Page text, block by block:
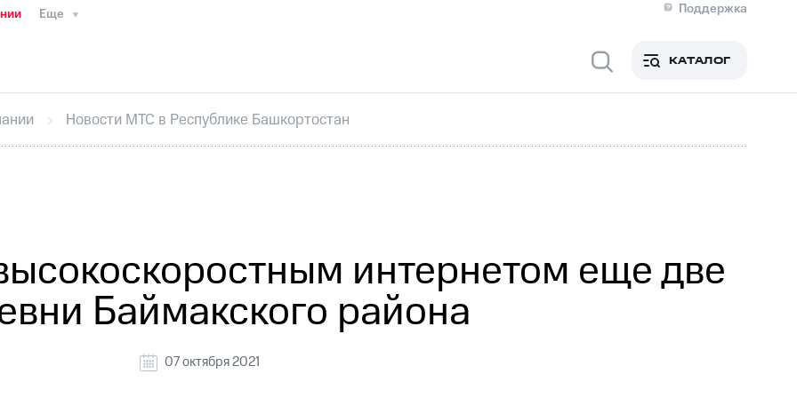
Еще
Поддержка
Медиа-центр
ИнтервьюФинансовая отчетностьКонтактыНовости в регионе
секретарьРаскрытие информацииИнформация акционерам
кабинет акционераАкционерный капиталКонтроль и аудитРынок акций
КАТАЛОГ
Новости МТС в Республике Башкортостан
интернетом еще две
Баймакского района
07 октября 2021